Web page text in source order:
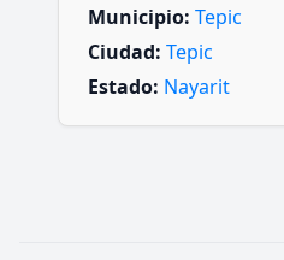
Municipio: Tepic
Ciudad: Tepic
Estado: Nayarit